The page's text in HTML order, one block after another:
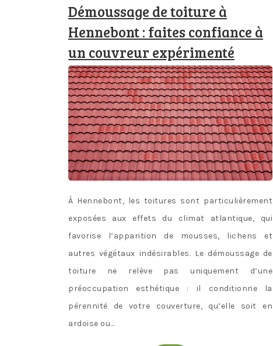
Démoussage de toiture à
Hennebont : faites confiance à
un couvreur expérimenté
À Hennebont, les toitures sont particulièrement
exposées aux effets du climat atlantique, qui
favorise l’apparition de mousses, lichens et
autres végétaux indésirables. Le démoussage de
toiture ne relève pas uniquement d’une
préoccupation esthétique : il conditionne la
pérennité de votre couverture, qu’elle soit en
ardoise ou…